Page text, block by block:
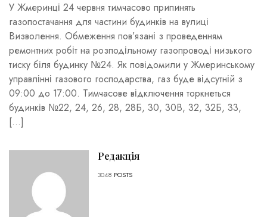
У Жмеринці 24 червня тимчасово припинять
газопостачання для частини будинків на вулиці
Визволення. Обмеження пов’язані з проведенням
ремонтних робіт на розподільному газопроводі низького
тиску біля будинку №24. Як повідомили у Жмеринському
управлінні газового господарства, газ буде відсутній з
09:00 до 17:00. Тимчасове відключення торкнеться
будинків №22, 24, 26, 28, 28Б, 30, 30В, 32, 32Б, 33,
[…]
Редакція
3048 POSTS